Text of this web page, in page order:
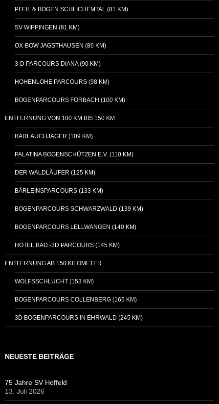
PFEIL & BOGEN SCHLICHEMTAL (81 KM)
SV WIPPINGEN (81 KM)
OX-BOW JAGSTHAUSEN (86 KM)
3-D PARCOURS DIANA (90 KM)
HOHENLOHE PARCOURS (98 KM)
BOGENPARCOURS FORBACH (100 KM)
ENTFERNUNG VON 100 KM BIS 150 KM
BÄRLAUCHJÄGER (109 KM)
PALATINA BOGENSCHÜTZEN E.V. (110 KM)
DER WALDLÄUFER (125 KM)
BÄRLEINSPARCOURS (133 KM)
BOGENPARCOURS SCHWARZWALD (139 KM)
BOGENPARCOURS LELLWANGEN (140 KM)
HOTEL BAD -3D PARCOURS (145 KM)
ENTFERNUNG AB 150 KILOMETER
WOLFSSCHLUCHT (153 KM)
BOGENPARCOURS COLLENBERG (165 KM)
3D BOGENPARCOURS IN EHRWALD (245 KM)
NEUESTE BEITRÄGE
75 Jahre SV Hoffeld
13. Juli 2026